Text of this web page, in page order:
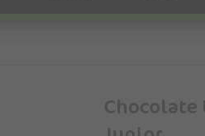
Chocolate